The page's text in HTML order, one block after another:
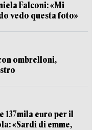
Falconi: «Mi
vedo questa foto»
ombrelloni,
137mila euro per il
«Sardi di emme,